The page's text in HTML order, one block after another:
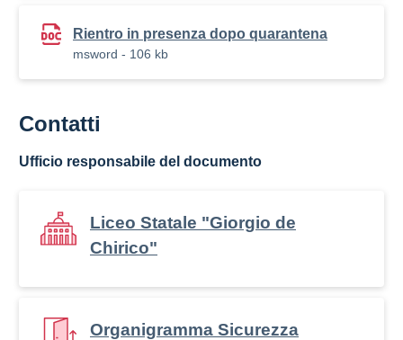
Rientro in presenza dopo quarantena
msword - 106 kb
Contatti
Ufficio responsabile del documento
Liceo Statale "Giorgio de
Chirico"
Organigramma Sicurezza